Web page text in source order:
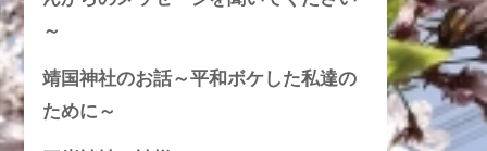
～
靖国神社のお話～平和ボケした私達の
ために～